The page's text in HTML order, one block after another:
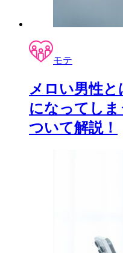
モテ
メロい男性
になってし
ついて解説！